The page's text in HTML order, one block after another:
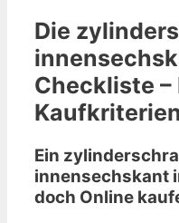
Die
Checkliste
Ein
innensechskant
doch Online